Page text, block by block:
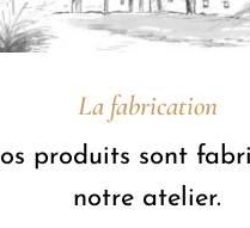
La fabrication
produits sont
notre atelier.